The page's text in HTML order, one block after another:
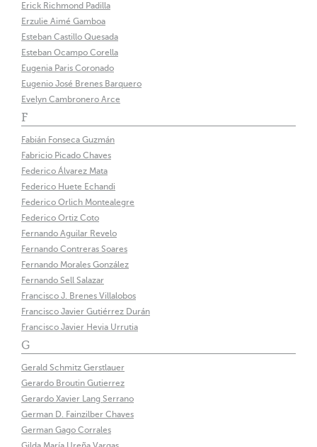
Erick Richmond Padilla
Erzulie Aimé Gamboa
Esteban Castillo Quesada
Esteban Ocampo Corella
Eugenia Paris Coronado
Eugenio José Brenes Barquero
Evelyn Cambronero Arce
F
Fabián Fonseca Guzmán
Fabricio Picado Chaves
Federico Álvarez Mata
Federico Huete Echandi
Federico Orlich Montealegre
Federico Ortiz Coto
Fernando Aguilar Revelo
Fernando Contreras Soares
Fernando Morales González
Fernando Sell Salazar
Francisco J. Brenes Villalobos
Francisco Javier Gutiérrez Durán
Francisco Javier Hevia Urrutia
G
Gerald Schmitz Gerstlauer
Gerardo Broutin Gutierrez
Gerardo Xavier Lang Serrano
German D. Fainzilber Chaves
German Gago Corrales